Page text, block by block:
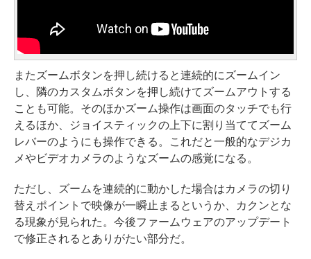
またズームボタンを押し続けると連続的にズームイン
し、隣のカスタムボタンを押し続けてズームアウトする
ことも可能。そのほかズーム操作は画面のタッチでも行
えるほか、ジョイスティックの上下に割り当ててズーム
レバーのようにも操作できる。これだと一般的なデジカ
メやビデオカメラのようなズームの感覚になる。
ただし、ズームを連続的に動かした場合はカメラの切り
替えポイントで映像が一瞬止まるというか、カクンとな
る現象が見られた。今後ファームウェアのアップデート
で修正されるとありがたい部分だ。